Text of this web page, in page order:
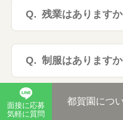
面接に応募
気軽に質問
都賀園につ
残業はありますか
制服はありますか
昼休みはどのよ